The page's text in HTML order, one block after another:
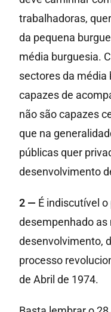
trabalhadoras,
da pequena
média burguesia.
sectores da média
capazes de
não são capazes
que na
públicas quer
desenvolvimento
2 — É indiscutível
desempenhado
desenvolvimento,
processo
de Abril de 1974.